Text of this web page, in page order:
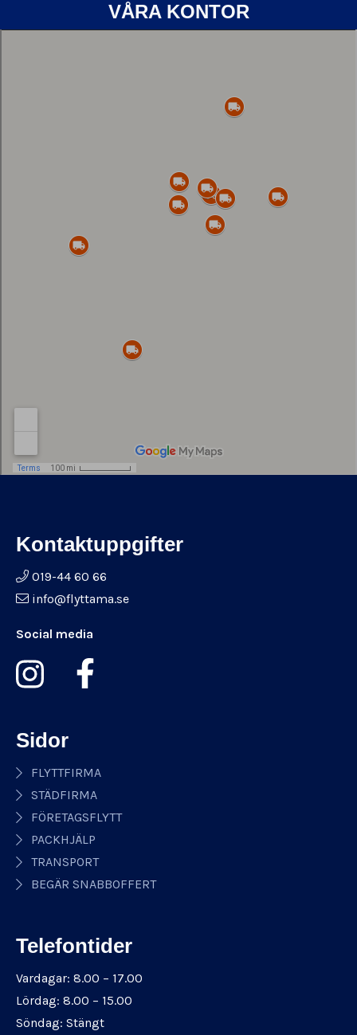
VÅRA KONTOR
Kontaktuppgifter
019-44 60 66
info@flyttama.se
Social media
Sidor
FLYTTFIRMA
STÄDFIRMA
FÖRETAGSFLYTT
PACKHJÄLP
TRANSPORT
BEGÄR SNABBOFFERT
Telefontider
Vardagar: 8.00 – 17.00
Lördag: 8.00 – 15.00
Söndag: Stängt